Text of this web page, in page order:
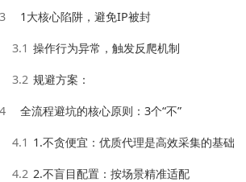
3 1大核心陷阱，避免IP被封
3.1 操作行为异常，触发反爬机制
3.2 规避方案：
4 全流程避坑的核心原则：3个“不”
4.1 1.不贪便宜：优质代理是高效采集的基础
4.2 2.不盲目配置：按场景精准适配